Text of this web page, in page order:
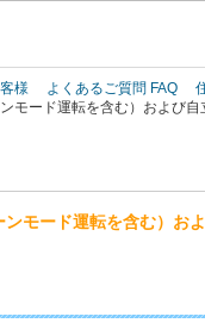
様 よくあるご質問 FAQ
モード運転を含む）および
モード運転を含む）お